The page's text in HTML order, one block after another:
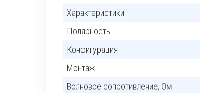
Характеристики
Полярность
Конфигурация
Монтаж
Волновое сопротивление, Ом